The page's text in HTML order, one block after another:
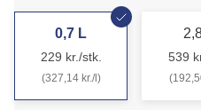
0,7 L
229 kr./stk.
(327,14 kr./l)
539